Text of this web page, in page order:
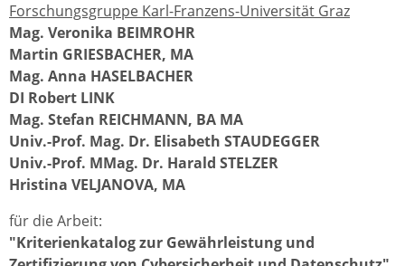
Forschungsgruppe Karl-Franzens-Universität Graz
Mag. Veronika BEIMROHR
Martin GRIESBACHER, MA
Mag. Anna HASELBACHER
DI Robert LINK
Mag. Stefan REICHMANN, BA MA
Univ.-Prof. Mag. Dr. Elisabeth STAUDEGGER
Univ.-Prof. MMag. Dr. Harald STELZER
Hristina VELJANOVA, MA
für die Arbeit:
"Kriterienkatalog zur Gewährleistung und